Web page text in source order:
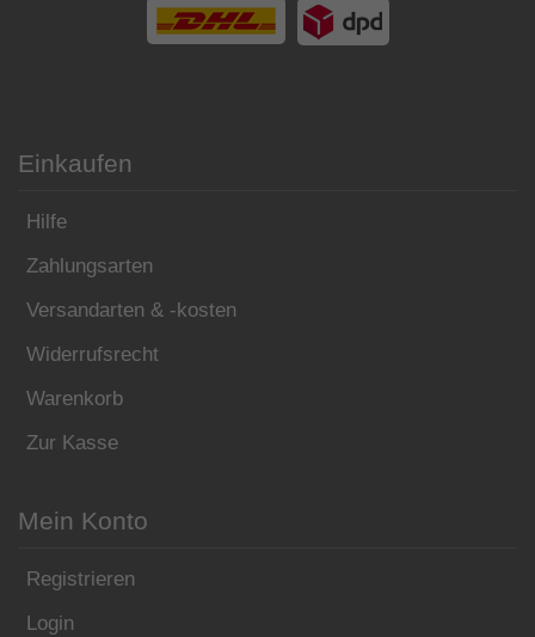
Einkaufen
Hilfe
Zahlungsarten
Versandarten & -kosten
Widerrufsrecht
Warenkorb
Zur Kasse
Mein Konto
Registrieren
Login